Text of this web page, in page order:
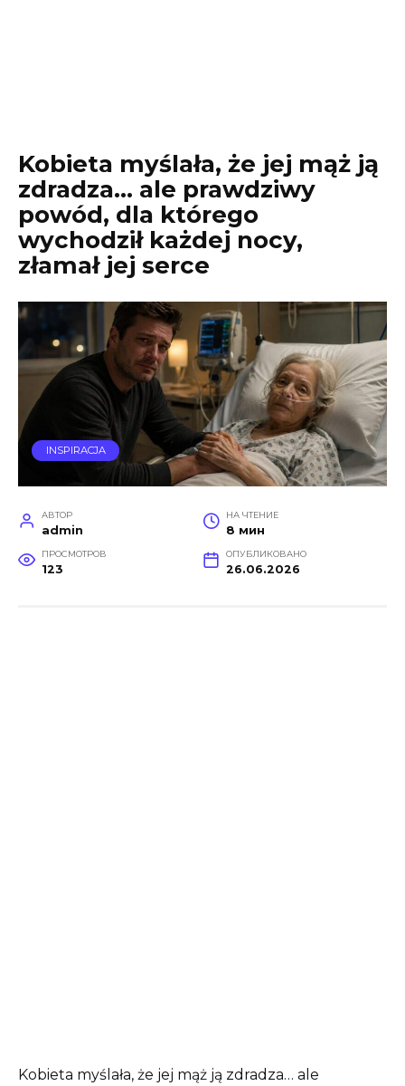
Kobieta myślała, że jej mąż ją
zdradza… ale prawdziwy
powód, dla którego
wychodził każdej nocy,
złamał jej serce
INSPIRACJA
АВТОР
admin
НА ЧТЕНИЕ
8 мин
ПРОСМОТРОВ
123
ОПУБЛИКОВАНО
26.06.2026
Kobieta myślała, że jej mąż ją zdradza… ale